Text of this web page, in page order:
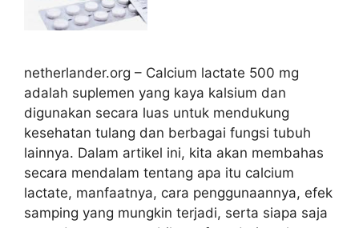
netherlander.org – Calcium lactate 500 mg
adalah suplemen yang kaya kalsium dan
digunakan secara luas untuk mendukung
kesehatan tulang dan berbagai fungsi tubuh
lainnya. Dalam artikel ini, kita akan membahas
secara mendalam tentang apa itu calcium
lactate, manfaatnya, cara penggunaannya, efek
samping yang mungkin terjadi, serta siapa saja